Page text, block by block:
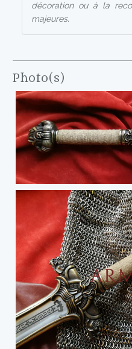
décoration ou à la
majeures.
Photo(s)